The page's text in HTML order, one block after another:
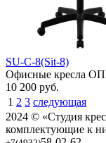
SU-С-8(Sit-8)
Офисные кресла
10 200 руб.
1 2 3 следующая
2024 © «Студия
комплектующие к